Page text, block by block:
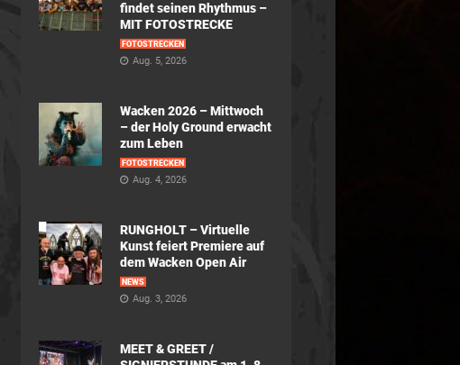
findet seinen Rhythmus –
MIT FOTOSTRECKE
FOTOSTRECKEN
Aug. 5, 2026
Wacken 2026 – Mittwoch
– der Holy Ground erwacht
zum Leben
FOTOSTRECKEN
Aug. 4, 2026
RUNGHOLT – Virtuelle
Kunst feiert Premiere auf
dem Wacken Open Air
NEWS
Aug. 3, 2026
MEET & GREET /